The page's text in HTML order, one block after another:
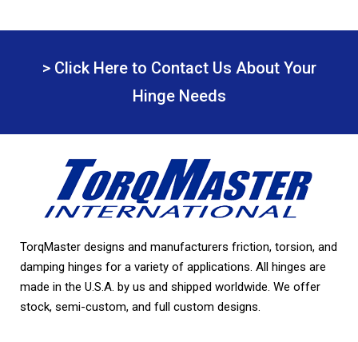
> Click Here to Contact Us About Your
Hinge Needs
TorqMaster designs and manufacturers friction, torsion, and
damping hinges for a variety of applications. All hinges are
made in the U.S.A. by us and shipped worldwide. We offer
stock, semi-custom, and full custom designs.